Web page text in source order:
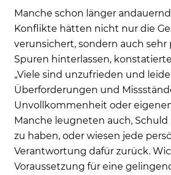
Manche schon länger
Konflikte hätten nicht nur die
verunsichert, sondern auch sehr
Spuren hinterlassen,
„Viele sind unzufrieden und
Überforderungen und
Unvollkommenheit oder
Manche leugneten auch, Schuld
zu haben, oder wiesen jede
Verantwortung dafür zurück.
Voraussetzung für eine